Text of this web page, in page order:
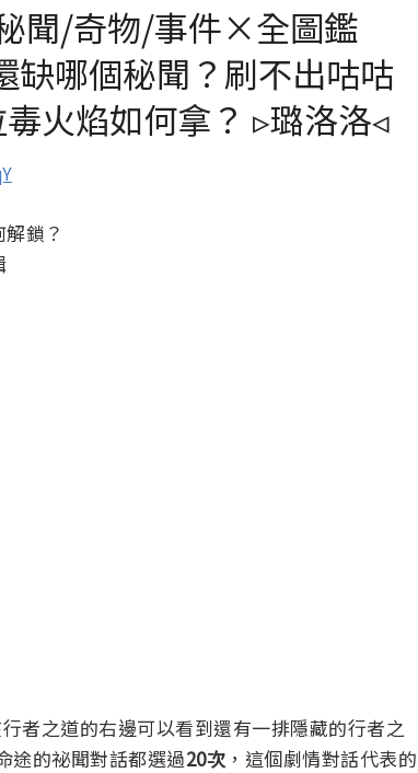
聞/奇物/事件×全圖鑑
缺哪個秘聞？刷不出咕咕
火焰如何拿？ ▹璐洛洛◃
鎖？
者之道的右邊可以看到還有一排隱藏的行者之
途的祕聞對話都選過20次 ， 這個劇情對話代表的